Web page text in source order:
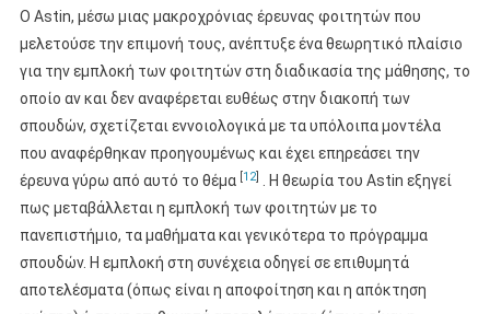
Ο Astin, μέσω μιας μακροχρόνιας έρευνας φοιτητών που
μελετούσε την επιμονή τους, ανέπτυξε ένα θεωρητικό πλαίσιο
για την εμπλοκή των φοιτητών στη διαδικασία της μάθησης, το
οποίο αν και δεν αναφέρεται ευθέως στην διακοπή των
σπουδών, σχετίζεται εννοιολογικά με τα υπόλοιπα μοντέλα
που αναφέρθηκαν προηγουμένως και έχει επηρεάσει την
έρευνα γύρω από αυτό το θέμα [12] . Η θεωρία του Astin εξηγεί
πως μεταβάλλεται η εμπλοκή των φοιτητών με το
πανεπιστήμιο, τα μαθήματα και γενικότερα το πρόγραμμα
σπουδών. Η εμπλοκή στη συνέχεια οδηγεί σε επιθυμητά
αποτελέσματα (όπως είναι η αποφοίτηση και η απόκτηση